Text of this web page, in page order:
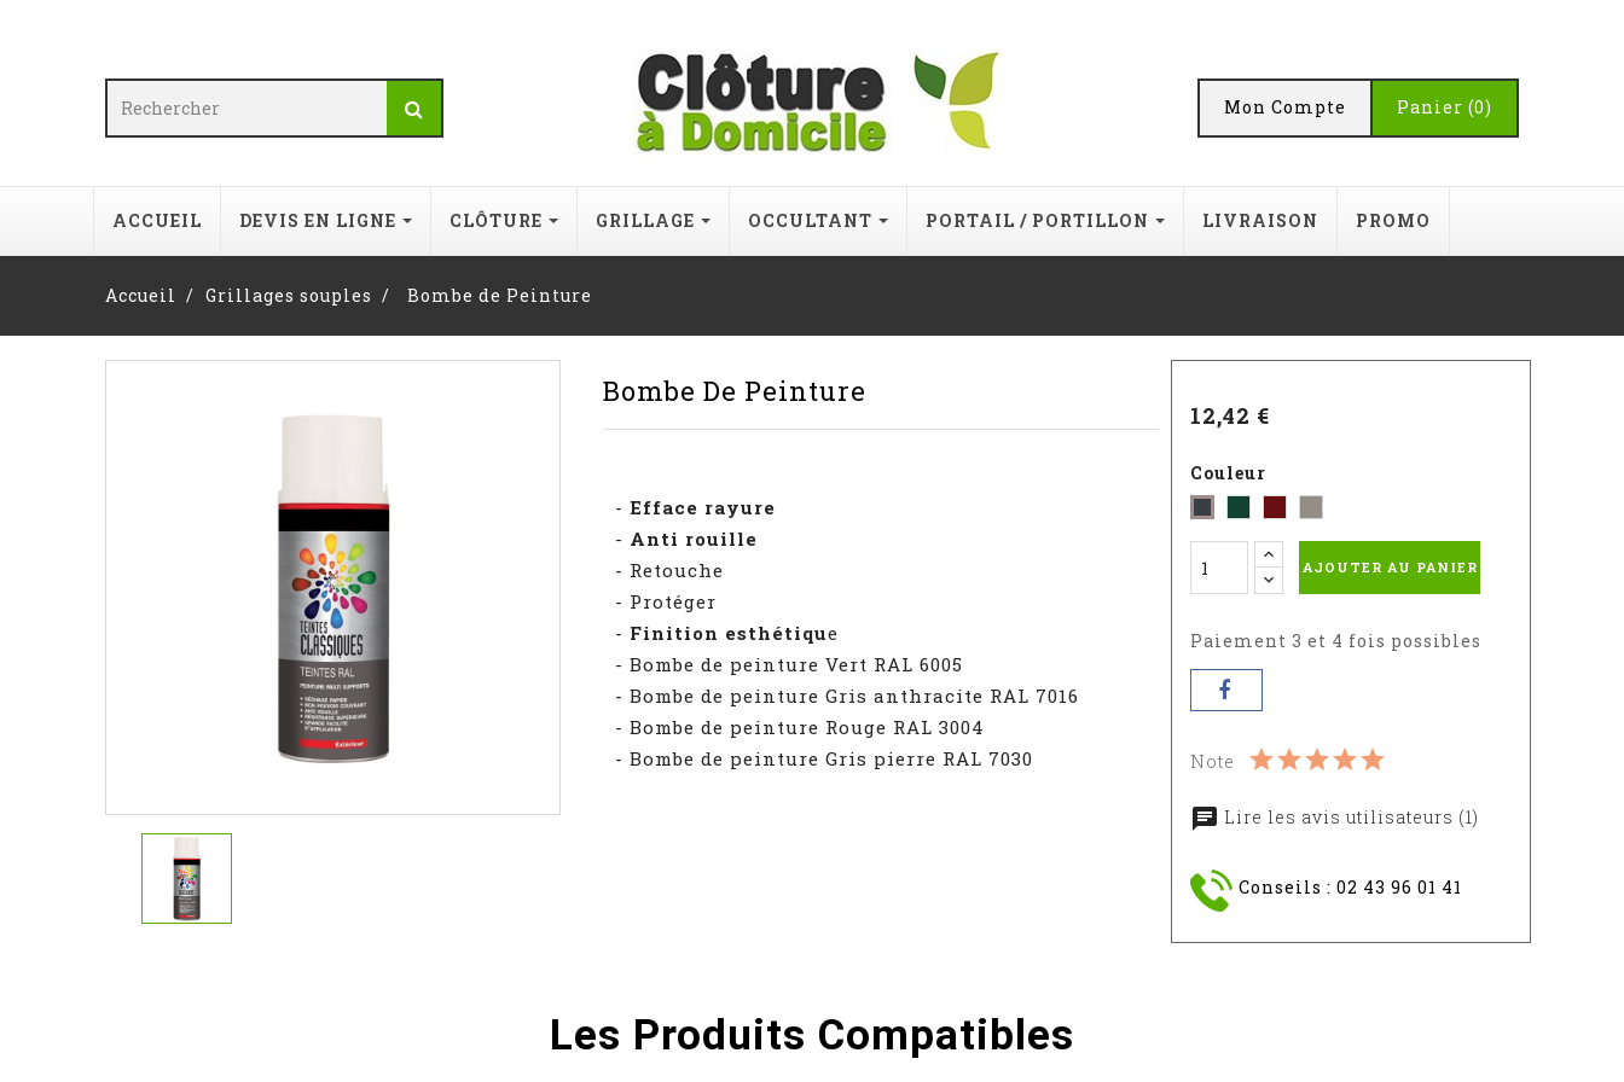
Panier (0)
Mon Compte
ACCUEIL DEVIS EN LIGNE CLÔTURE GRILLAGE OCCULTANT PORTAIL / PORTILLON LIVRAISON PROMO
Accueil Grillages souples Bombe de Peinture
Bombe De Peinture
- Efface rayure
- Anti rouille
- Retouche
- Protéger
- Finition esthétique
- Bombe de peinture Vert RAL 6005
- Bombe de peinture Gris anthracite RAL 7016
- Bombe de peinture Rouge RAL 3004
- Bombe de peinture Gris pierre RAL 7030
12,42 €
Couleur
Gris
-
RAL
7016
-
RAL
6005
-
RAL
pierre
-
7030
AJOUTER AU PANIER
Paiement 3 et 4 fois possibles
Note
Lire les avis utilisateurs (1)
Conseils : 02 43 96 01 41
Les Produits Compatibles